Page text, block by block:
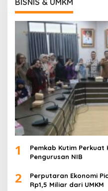
1
Pemkab Kutim Perkuat
Pengurusan NIB
2
Perputaran Ekonomi
Rp1,5 Miliar dari UMKM